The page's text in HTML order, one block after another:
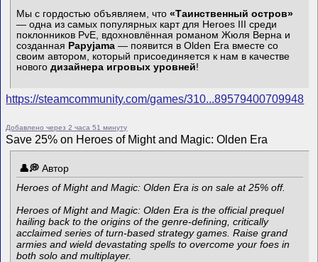
Мы с гордостью объявляем, что«Таинственный остров»
— одна из самых популярных карт для Heroes III среди
поклонников PvE, вдохновлённая романом Жюля Верна и
созданная Papyjama — появится в Olden Era вместе со
своим автором, который присоединяется к нам в качестве
новогодизайнера игровых уровней!
https://steamcommunity.com/games/310...89579400709948
Добавлено через 2 часа 51 минуту
Save 25% on Heroes of Might and Magic: Olden Era
Автор
Heroes of Might and Magic: Olden Era is on sale at 25% off.
Heroes of Might and Magic: Olden Era is the official prequel
hailing back to the origins of the genre-defining, critically
acclaimed series of turn-based strategy games. Raise grand
armies and wield devastating spells to overcome your foes in
both solo and multiplayer.